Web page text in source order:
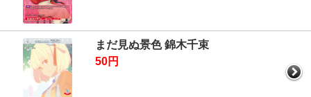
まだ見ぬ景色 錦木千束
50円